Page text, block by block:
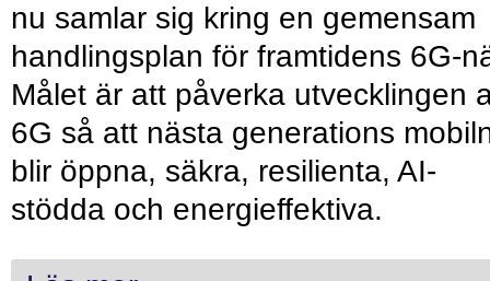
nu samlar sig kring en gemensam
handlingsplan för framtidens 6G-
Målet är att påverka utvecklingen
6G så att nästa generations
blir öppna, säkra, resilienta, AI-
stödda och energieffektiva.